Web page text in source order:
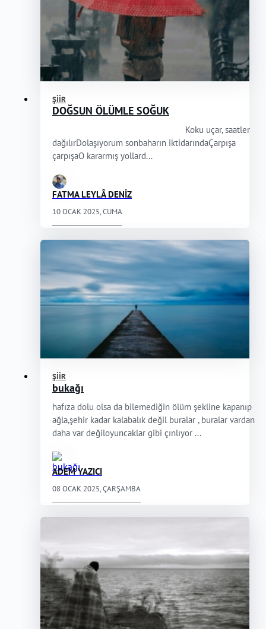
ŞIIR
DOĞSUN ÖLÜMLE SOĞUK
Koku uçar, saatler
dağılırDolaşıyorum sonbaharın iktidarındaÇarpışa
çarpışaO kararmış yollard...
FATMA LEYLÂ DENİZ
10 OCAK 2025, CUMA
ŞIIR
bukağı
hafıza dolu olsa da bilemediğin ölüm şekline kapanıp
ağla,şehir kadar kalabalık değil buralar , buralar vardan
daha var değiloyuncaklar gibi çınlıyor ...
ADEM YAZICI
08 OCAK 2025, ÇARŞAMBA